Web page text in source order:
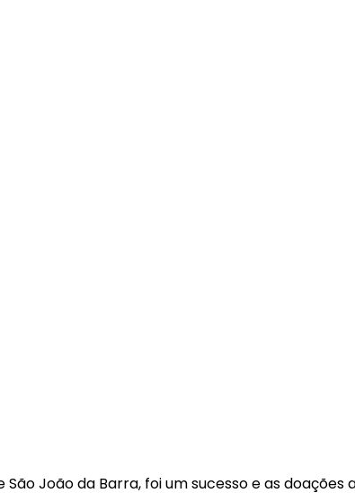
São João da Barra, foi um sucesso e as